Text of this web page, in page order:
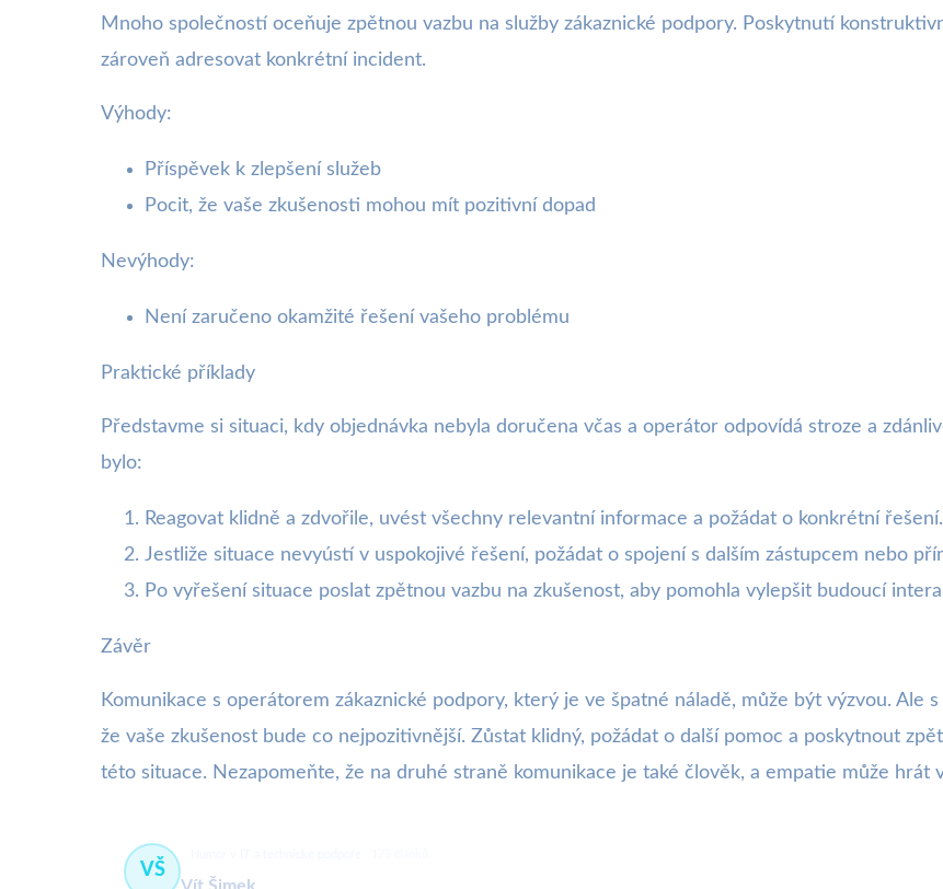
Mnoho společností oceňuje zpětnou vazbu na služby zákaznické podpory. Poskytnutí
zároveň adresovat konkrétní incident.
Výhody:
Příspěvek k zlepšení služeb
Pocit, že vaše zkušenosti mohou mít pozitivní dopad
Nevýhody:
Není zaručeno okamžité řešení vašeho problému
Praktické příklady
Představme si situaci, kdy objednávka nebyla doručena včas a operátor odpovídá stroze a
bylo:
Reagovat klidně a zdvořile, uvést všechny relevantní informace a požádat o konkrétní řešení.
Jestliže situace nevyústí v uspokojivé řešení, požádat o spojení s dalším zástupcem nebo
Po vyřešení situace poslat zpětnou vazbu na zkušenost, aby pomohla vylepšit budoucí
Závěr
Komunikace s operátorem zákaznické podpory, který je ve špatné náladě, může být výzvou. Ale
že vaše zkušenost bude co nejpozitivnější. Zůstat klidný, požádat o další pomoc a poskytnout
této situace. Nezapomeňte, že na druhé straně komunikace je také člověk, a empatie může hrát
VŠ